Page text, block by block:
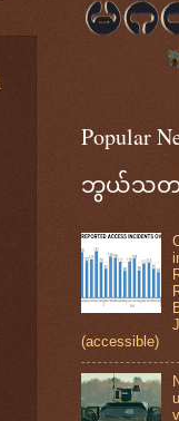
Popular
ဘွယ်သတင်
(accessible)